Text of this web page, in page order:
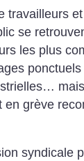
travailleurs
se
les plus
ponctuels
en grève
syndicale